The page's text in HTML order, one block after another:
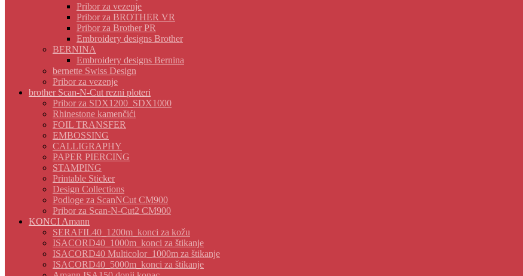
Pribor za vezenje
Pribor za BROTHER VR
Pribor za Brother PR
Embroidery designs Brother
BERNINA
Embroidery designs Bernina
bernette Swiss Design
Pribor za vezenje
brother Scan-N-Cut rezni ploteri
Pribor za SDX1200_SDX1000
Rhinestone kamenčići
FOIL TRANSFER
EMBOSSING
CALLIGRAPHY
PAPER PIERCING
STAMPING
Printable Sticker
Design Collections
Podloge za ScanNCut CM900
Pribor za Scan-N-Cut2 CM900
KONCI Amann
SERAFIL40_1200m_konci za kožu
ISACORD40_1000m_konci za štikanje
ISACORD40 Multicolor_1000m za štikanje
ISACORD40_5000m_konci za štikanje